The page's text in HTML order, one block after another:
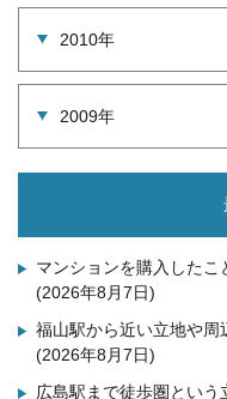
2010年
2009年
マンションを購入したこ
(2026年8月7日)
福山駅から近い立地や周
(2026年8月7日)
広島駅まで徒歩圏という